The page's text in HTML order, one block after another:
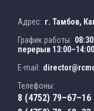
Адрес: г. Тамбов,
График работы:
перерыв 13:00–14:00
E-mail:
Телефоны:
8 (4752) 79–67–16